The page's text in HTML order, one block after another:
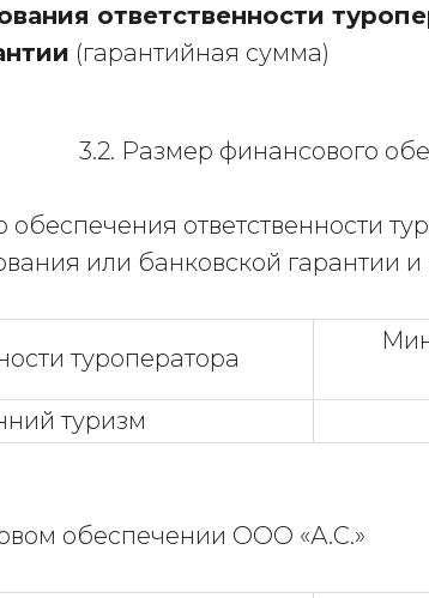
ответственности
(гарантийная сумма)
3.2. Размер финансового
ответственности
или банковской гарантии
туроператора
туризм
обеспечении ООО «А.С.»